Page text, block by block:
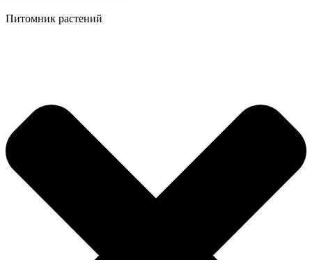
Питомник растений